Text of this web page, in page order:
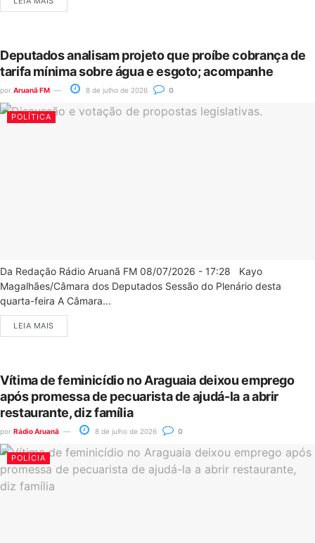
Deputados analisam projeto que proíbe cobrança de
tarifa mínima sobre água e esgoto; acompanhe
por Aruanã FM 8 de julho de 2026 0
POLÍTICA
Da Redação Rádio Aruanã FM 08/07/2026 - 17:28 Kayo
Magalhães/Câmara dos Deputados Sessão do Plenário desta
quarta-feira A Câmara...
LEIA MAIS
Vítima de feminicídio no Araguaia deixou emprego
após promessa de pecuarista de ajudá-la a abrir
restaurante, diz família
por Rádio Aruanã 8 de julho de 2026 0
POLÍCIA